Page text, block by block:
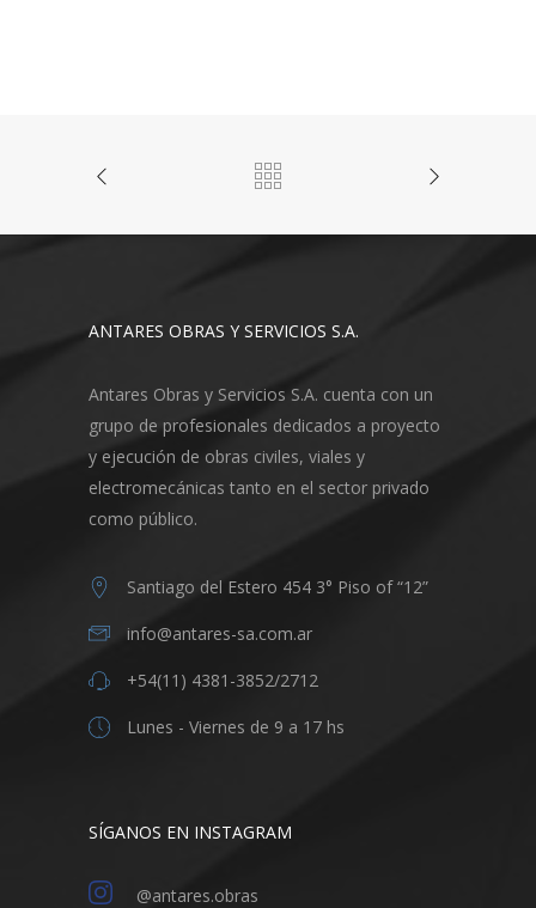
ANTARES OBRAS Y SERVICIOS S.A.
Antares Obras y Servicios S.A. cuenta con un
grupo de profesionales dedicados a proyecto
y ejecución de obras civiles, viales y
electromecánicas tanto en el sector privado
como público.
Santiago del Estero 454 3° Piso of “12”
info@antares-sa.com.ar
+54(11) 4381-3852/2712
Lunes - Viernes de 9 a 17 hs
SÍGANOS EN INSTAGRAM
@antares.obras